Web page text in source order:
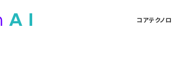
コアテクノ